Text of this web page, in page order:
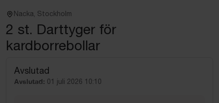
Nacka, Stockholm
2 st. Darttyger för
kardborrebollar
Avslutad
Avslutad: 01 juli 2026 10:10